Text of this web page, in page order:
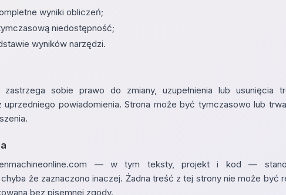
wyniki obliczeń;
niedostępność;
wyników narzędzi.
zastrzega sobie prawo do zmiany, uzupełnienia lub usunięcia
powiadomienia. Strona może być tymczasowo lub
— w tym teksty, projekt i kod —
że zaznaczono inaczej. Żadna treść z tej strony nie może być
bez pisemnej zgody.